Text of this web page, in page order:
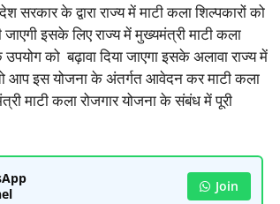
सरकार के द्वारा राज्य में माटी कला शिल्पकारों को
इसके लिए राज्य में मुख्यमंत्री माटी कला
को बढ़ावा दिया जाएगा इसके अलावा राज्य में
आप इस योजना के अंतर्गत आवेदन कर माटी कला
कला रोजगार योजना के संबंध में पूरी
Join